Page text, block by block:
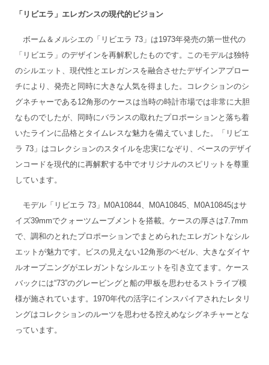
「リビエラ」エレガンスの現代的ビジョン
ボーム＆メルシエの「リビエラ 73」は1973年発売の第一世代の
「リビエラ」のデザインを再解釈したものです。このモデルは独特
のシルエット、現代性とエレガンスを融合させたデザインアプロー
チにより、発売と同時に大きな人気を得ました。コレクションのシ
グネチャーである12角形のケースは当時の時計市場では非常に大胆
なものでしたが、同時にバランスの取れたプロポーションと落ち着
いたラインに品格とタイムレスな魅力を備えていました。「リビエ
ラ 73」はコレクションのスタイルを忠実になぞり、ベースのデザイ
ンコードを現代的に再解釈する中でオリジナルのスピリットを尊重
しています。
モデル「リビエラ 73」M0A10844、M0A10845、M0A10845はサ
イズ39mmでクォーツムーブメントを搭載。ケースの厚さは7.7mm
で、調和のとれたプロポーションでまとめられたエレガントなシル
エットが魅力です。ビスの見えない12角形のベゼル、大きなダイヤ
ルオープニングがエレガントなシルエットを引き立てます。ケース
バックには“73”のグレービングと船の甲板を思わせるストライプ模
様が施されています。1970年代の活字にインスパイアされたレタリ
ングはコレクションのルーツを思わせる控えめなシグネチャーとな
っています。